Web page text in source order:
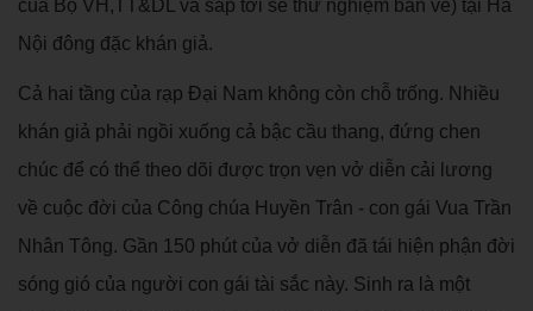
của Bộ VH,TT&DL và sắp tới sẽ thử nghiệm bán vé) tại Hà
Nội đông đặc khán giả.
Cả hai tầng của rạp Đại Nam không còn chỗ trống. Nhiều
khán giả phải ngồi xuống cả bậc cầu thang, đứng chen
chúc để có thể theo dõi được trọn vẹn vở diễn cải lương
về cuộc đời của Công chúa Huyền Trân - con gái Vua Trần
Nhân Tông. Gần 150 phút của vở diễn đã tái hiện phận đời
sóng gió của người con gái tài sắc này. Sinh ra là một